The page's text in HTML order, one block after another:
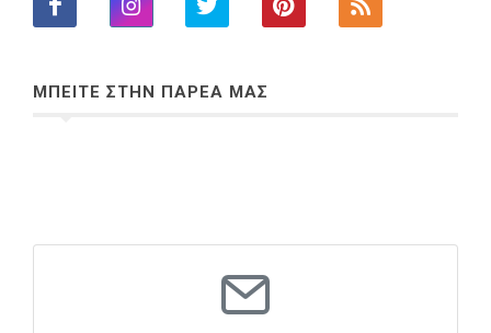
ΜΠΕΙΤΕ ΣΤΗΝ ΠΑΡΕΑ ΜΑΣ